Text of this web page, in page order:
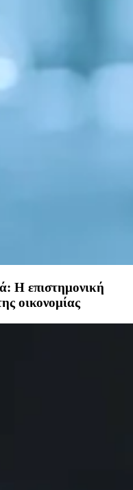
Η επιστημονική
οικονομίας